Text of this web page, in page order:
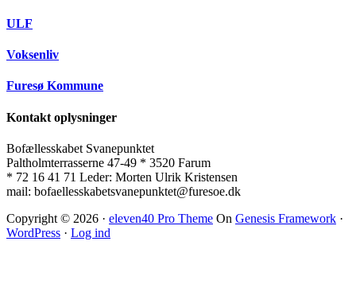
ULF
Voksenliv
Furesø Kommune
Kontakt oplysninger
Bofællesskabet Svanepunktet
Paltholmterrasserne 47-49 * 3520 Farum
* 72 16 41 71 Leder: Morten Ulrik Kristensen
mail: bofaellesskabetsvanepunktet@furesoe.dk
Copyright © 2026 · eleven40 Pro Theme On Genesis Framework ·
WordPress · Log ind